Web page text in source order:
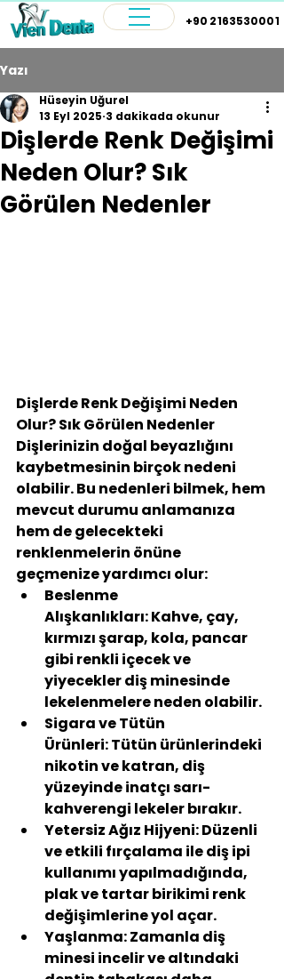
+90 2163530001
Yazı
Dişlerde Renk Değişimi
Neden Olur? Sık
Görülen Nedenler
Hüseyin Uğurel
13 Eyl 2025 3 dakikada okunur
Dişlerde Renk Değişimi Neden
Olur? Sık Görülen Nedenler
Dişlerinizin doğal beyazlığını
kaybetmesinin birçok nedeni
olabilir. Bu nedenleri bilmek, hem
mevcut durumu anlamanıza
hem de gelecekteki
renklenmelerin önüne
geçmenize yardımcı olur:
Beslenme
Alışkanlıkları: Kahve, çay,
kırmızı şarap, kola, pancar
gibi renkli içecek ve
yiyecekler diş minesinde
lekelenmelere neden olabilir.
Sigara ve Tütün
Ürünleri: Tütün ürünlerindeki
nikotin ve katran, diş
yüzeyinde inatçı sarı-
kahverengi lekeler bırakır.
Yetersiz Ağız Hijyeni: Düzenli
ve etkili fırçalama ile diş ipi
kullanımı yapılmadığında,
plak ve tartar birikimi renk
değişimlerine yol açar.
Yaşlanma: Zamanla diş
minesi incelir ve altındaki